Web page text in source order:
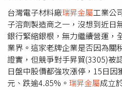
業。
台灣電子材料廠瑞昇金屬工業公
子溶劑製造商之一，沒想到近日
銀行緊縮銀根，無力繼續營運，
業界。這家老牌企業是否因為關
證實，但競爭對手昇貿(3305)被
日盤中股價都強攻漲停，15日因
元、跌逾4.85%。 瑞昇金屬成立